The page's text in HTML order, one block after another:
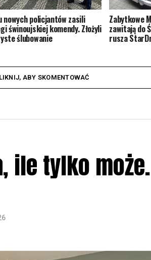
nowych policjantów zasili
świnoujskiej komendy. Złożyli
ślubowanie
Zabytkowe
zawitają do
rusza
ABY SKOMENTOWAĆ
ile tylko